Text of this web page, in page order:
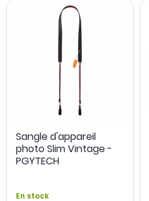
NOUVEAU
Sangle d'appareil
photo Slim Vintage -
PGYTECH
En stock